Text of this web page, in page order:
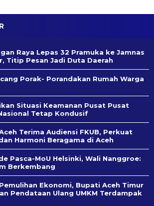
Raya Lepas 32 Pramuka ke Jamnas
Titip Pesan Jadi Duta Daerah
Porak- Porandakan Rumah Warga
Situasi Keamanan Pusat Pusat
Tetap Kondusif
Terima Audiensi FKUB, Perkuat
Harmoni Beragama di Aceh
Pasca-MoU Helsinki, Wali Nanggroe:
Berkembang
Ekonomi, Bupati Aceh Timur
Pendataan Ulang UMKM Terdampak